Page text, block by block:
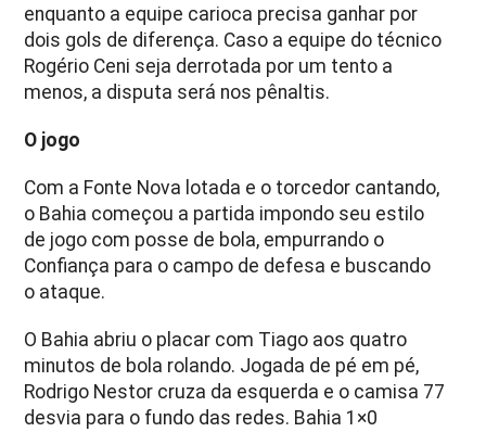
enquanto a equipe carioca precisa ganhar por
dois gols de diferença. Caso a equipe do técnico
Rogério Ceni seja derrotada por um tento a
menos, a disputa será nos pênaltis.
O jogo
Com a Fonte Nova lotada e o torcedor cantando,
o Bahia começou a partida impondo seu estilo
de jogo com posse de bola, empurrando o
Confiança para o campo de defesa e buscando
o ataque.
O Bahia abriu o placar com Tiago aos quatro
minutos de bola rolando. Jogada de pé em pé,
Rodrigo Nestor cruza da esquerda e o camisa 77
desvia para o fundo das redes. Bahia 1×0